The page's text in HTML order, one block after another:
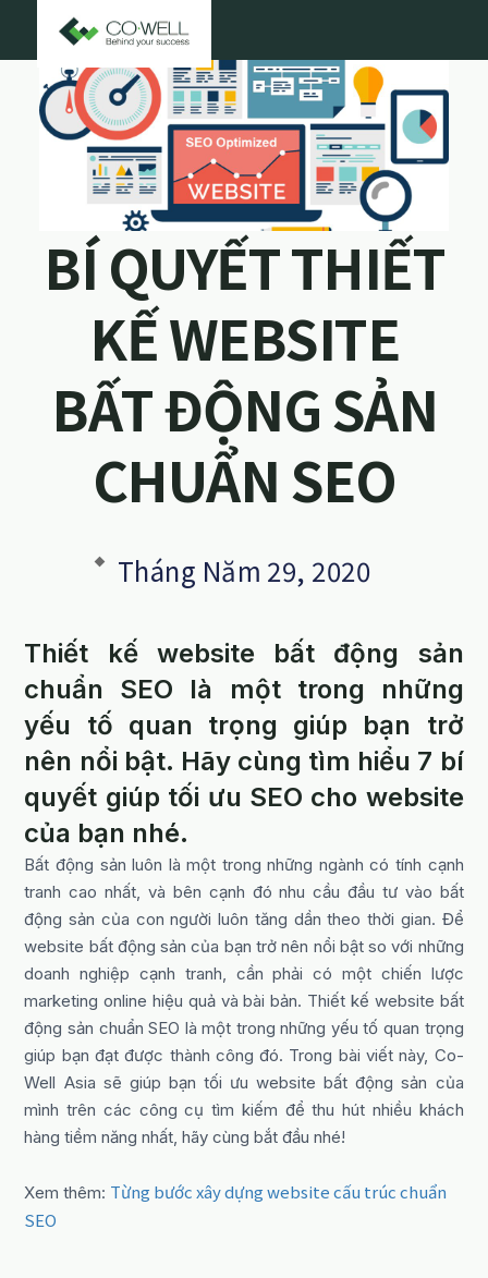
BÍ QUYẾT THIẾT
KẾ WEBSITE
BẤT ĐỘNG SẢN
CHUẨN SEO
Tháng Năm 29, 2020
Thiết kế website bất động sản
chuẩn SEO là một trong những
yếu tố quan trọng giúp bạn trở
nên nổi bật. Hãy cùng tìm hiểu 7 bí
quyết giúp tối ưu SEO cho website
của bạn nhé.
Bất động sản luôn là một trong những ngành có tính cạnh
tranh cao nhất, và bên cạnh đó nhu cầu đầu tư vào bất
động sản của con người luôn tăng dần theo thời gian. Để
website bất động sản của bạn trở nên nổi bật so với những
doanh nghiệp cạnh tranh, cần phải có một chiến lược
marketing online hiệu quả và bài bản. Thiết kế website bất
động sản chuẩn SEO là một trong những yếu tố quan trọng
giúp bạn đạt được thành công đó. Trong bài viết này, Co-
Well Asia sẽ giúp bạn tối ưu website bất động sản của
mình trên các công cụ tìm kiếm để thu hút nhiều khách
hàng tiềm năng nhất, hãy cùng bắt đầu nhé!
Xem thêm: Từng bước xây dựng website cấu trúc chuẩn
SEO